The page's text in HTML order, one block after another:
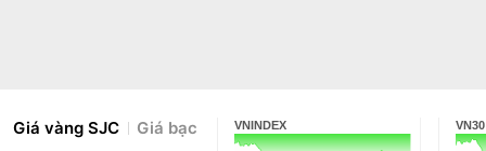
Giá vàng SJC Giá bạc VNINDEX VN30